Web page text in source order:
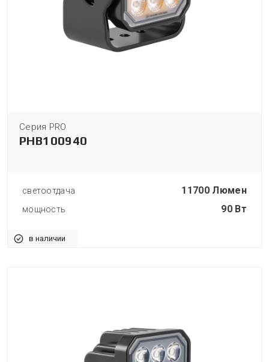
Серия PRO
PHB100940
светоотдача 11700 Люмен
мощность 90 Вт
в наличии